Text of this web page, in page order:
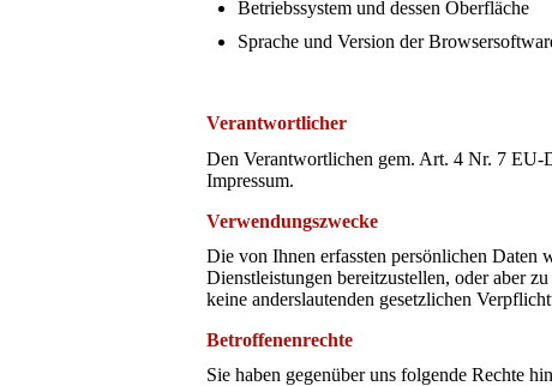
Betriebssystem und dessen Oberfläche
Sprache und Version der
Verantwortlicher
Den Verantwortlichen gem. Art. 4 Nr. 7 EU-
Impressum.
Verwendungszwecke
Die von Ihnen erfassten persönlichen Daten
Dienstleistungen bereitzustellen, oder aber
keine anderslautenden gesetzlichen
Betroffenenrechte
Sie haben gegenüber uns folgende Rechte